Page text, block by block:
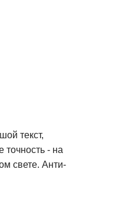
текст,
точность - на
свете. Анти-